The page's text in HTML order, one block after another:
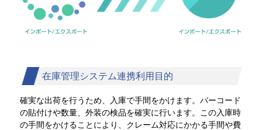
在庫管理システム連携利用目的
確実な出荷を行うため、入庫で手間をかけます。バーコード
の貼付けや数量、外装の検品を確実に行います。この入庫時
の手間をかけることにより、クレーム対応にかかる手間や費